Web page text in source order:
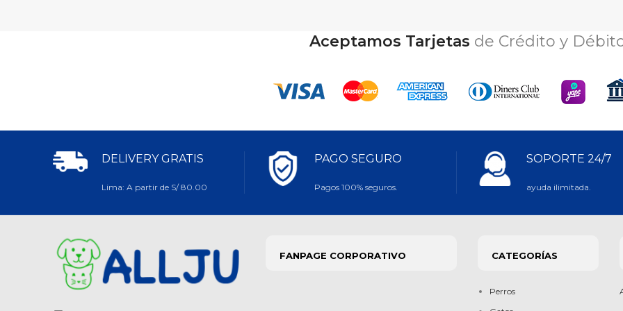
Aceptamos Tarjetas de Crédito y
DELIVERY GRATIS
Lima: A partir de S/ 80.00
PAGO SEGURO
Pagos 100% seguros.
SOPORTE 24/7
ayuda ilimitada.
FANPAGE CORPORATIVO CATEGORÍAS
Perros